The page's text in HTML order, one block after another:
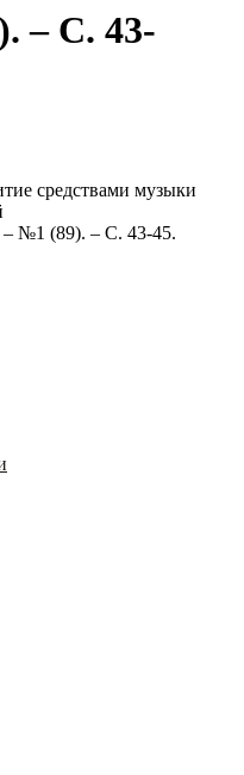
– С. 43-
средствами музыки
– №1 (89). – С. 43-45.